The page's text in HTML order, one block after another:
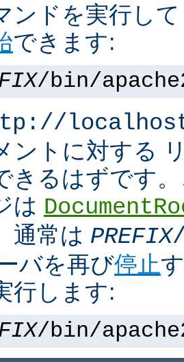
ンドを実行し
できます:
/bin/
ントに対する
きるはずです
は
通常は PREFIX
バを再び停止
行します:
/bin/